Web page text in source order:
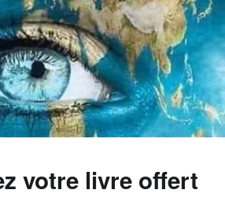
votre livre offert